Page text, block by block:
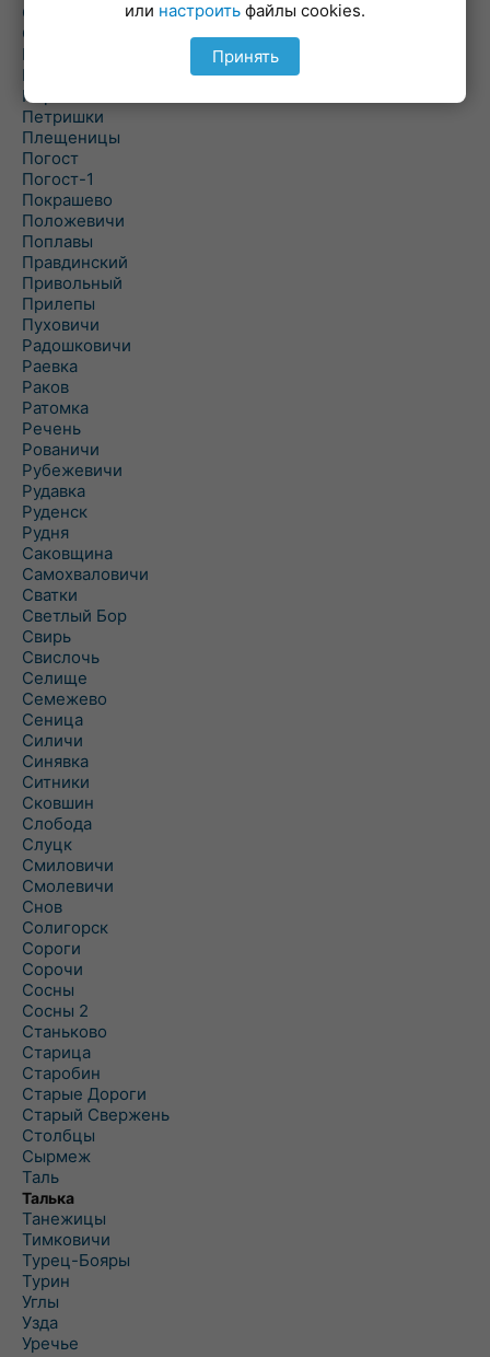
Осовец
Острошицкий Городок
Пасека
Пастовичи
Першаи
Петришки
Плещеницы
Погост
Погост-1
Покрашево
Положевичи
Поплавы
Правдинский
Привольный
Прилепы
Пуховичи
Радошковичи
Раевка
Раков
Ратомка
Речень
Рованичи
Рубежевичи
Рудавка
Руденск
Рудня
Саковщина
Самохваловичи
Сватки
Светлый Бор
Свирь
Свислочь
Селище
Семежево
Сеница
Силичи
Синявка
Ситники
Сковшин
Слобода
Слуцк
Смиловичи
Смолевичи
Снов
Солигорск
Сороги
Сорочи
Сосны
Сосны 2
Станьково
Старица
Старобин
Старые Дороги
Старый Свержень
Столбцы
Сырмеж
Таль
Талька
Танежицы
Тимковичи
Турец-Бояры
Турин
Углы
Узда
Уречье
или настроить файлы cookies.
Принять